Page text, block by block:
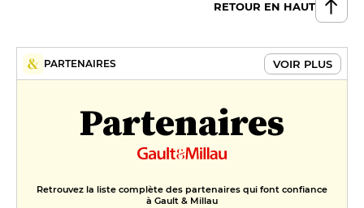
RETOUR EN HAUT
PARTENAIRES VOIR PLUS
Partenaires
Retrouvez la liste complète des partenaires qui font confiance
à Gault & Millau